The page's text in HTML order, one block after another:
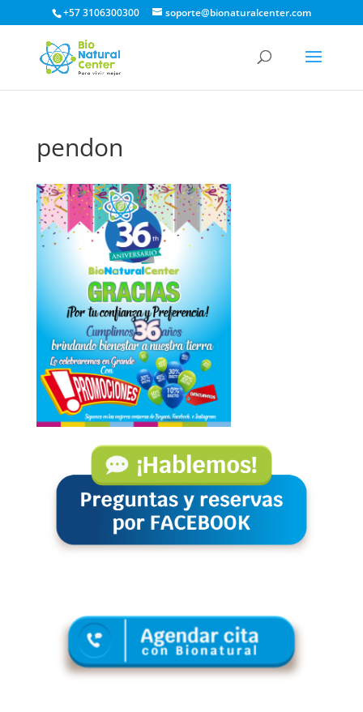
+57 3106300300 soporte@bionaturalcenter.com
pendon